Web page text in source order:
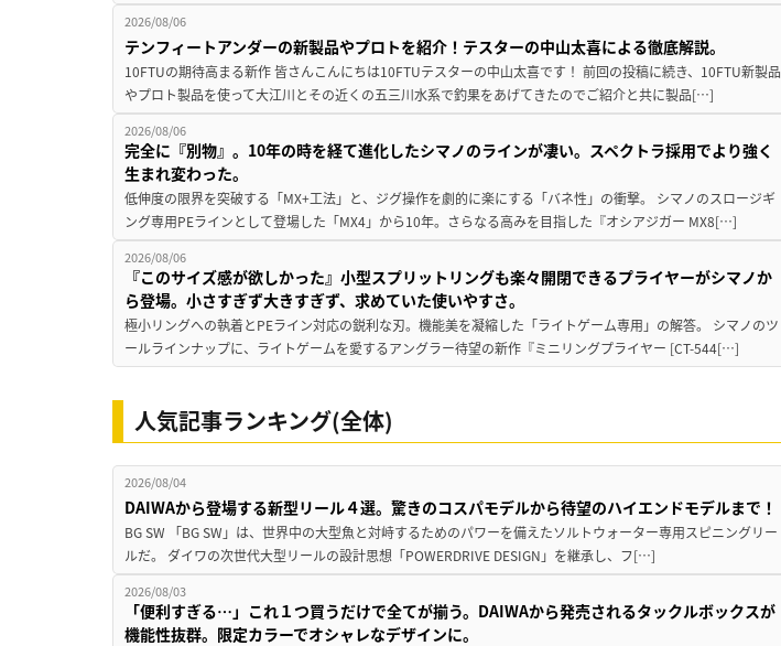
2026/08/06
テンフィートアンダーの新製品やプロトを紹介！テスターの中山太喜による徹底解説。
10FTUの期待高まる新作 皆さんこんにちは10FTUテスターの中山太喜です！ 前回の投稿に続き、10FTU新製品
やプロト製品を使って大江川とその近くの五三川水系で釣果をあげてきたのでご紹介と共に製品[…]
2026/08/06
完全に『別物』。10年の時を経て進化したシマノのラインが凄い。スペクトラ採用でより強く
生まれ変わった。
低伸度の限界を突破する「MX+工法」と、ジグ操作を劇的に楽にする「バネ性」の衝撃。 シマノのスロージギ
ング専用PEラインとして登場した「MX4」から10年。さらなる高みを目指した『オシアジガー MX8[…]
2026/08/06
『このサイズ感が欲しかった』小型スプリットリングも楽々開閉できるプライヤーがシマノか
ら登場。小さすぎず大きすぎず、求めていた使いやすさ。
極小リングへの執着とPEライン対応の鋭利な刃。機能美を凝縮した「ライトゲーム専用」の解答。 シマノのツ
ールラインナップに、ライトゲームを愛するアングラー待望の新作『ミニリングプライヤー [CT-544[…]
人気記事ランキング(全体)
2026/08/04
DAIWAから登場する新型リール４選。驚きのコスパモデルから待望のハイエンドモデルまで！
BG SW 「BG SW」は、世界中の大型魚と対峙するためのパワーを備えたソルトウォーター専用スピニングリー
ルだ。 ダイワの次世代大型リールの設計思想「POWERDRIVE DESIGN」を継承し、フ[…]
2026/08/03
「便利すぎる…」これ１つ買うだけで全てが揃う。DAIWAから発売されるタックルボックスが
機能性抜群。限定カラーでオシャレなデザインに。